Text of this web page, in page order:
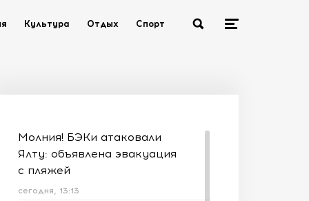
Культура Отдых Спорт
Молния! БЭКи атаковали
Ялту: объявлена эвакуация
с пляжей
сегодня, 13:13